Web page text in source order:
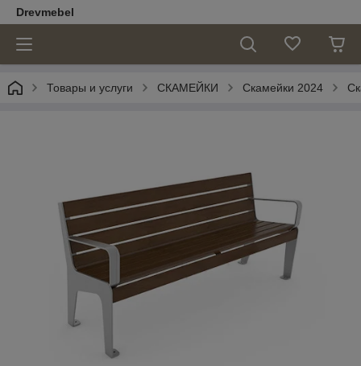
Drevmebel
Товары и услуги СКАМЕЙКИ Скамейки 2024